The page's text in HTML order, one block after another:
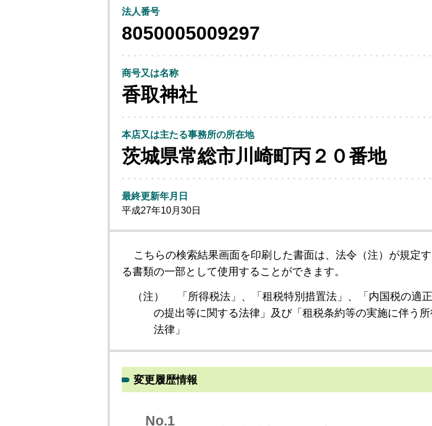
法人番号
8050005009297
商号又は名称
香取神社
本店又は主たる事務所の所在地
茨城県常総市川崎町丙２０番地
最終更新年月日
平成27年10月30日
こちらの検索結果画面を印刷した書面は、法令（注）が規定
る書類の一部として使用することができます。
（注）
「所得税法」、「租税特別措置法」、「内国税の
の提出等に関する法律」及び「租税条約等の実施に伴う
法律」
変更履歴情報
No.1